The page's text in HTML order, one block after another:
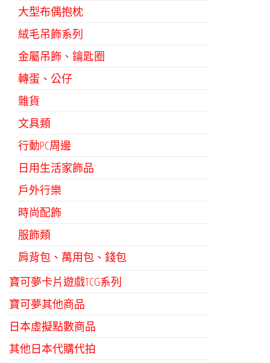
大型布偶抱枕
絨毛吊飾系列
金屬吊飾、鑰匙圈
轉蛋、公仔
雜貨
文具類
行動PC周邊
日用生活家飾品
戶外行樂
時尚配飾
服飾類
肩背包、萬用包、錢包
寶可夢卡片遊戲TCG系列
寶可夢其他商品
日本虛擬點數商品
其他日本代購代拍